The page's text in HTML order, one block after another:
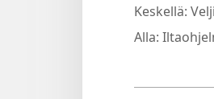
Keskellä:
Alla: